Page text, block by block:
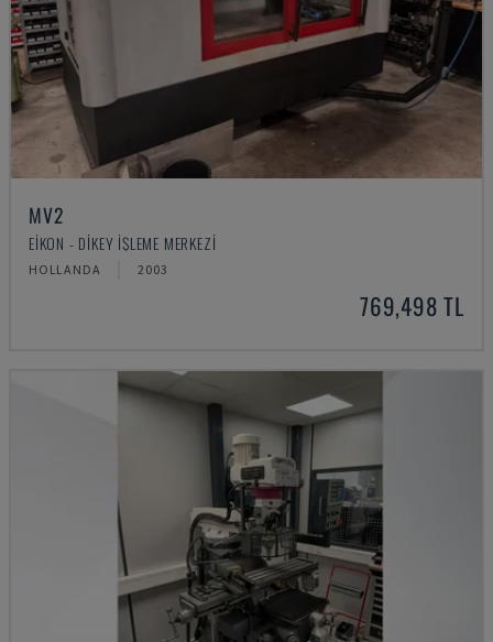
MV2
EIKON - DIKEY İŞLEME MERKEZI
HOLLANDA 2003
769,498 TL